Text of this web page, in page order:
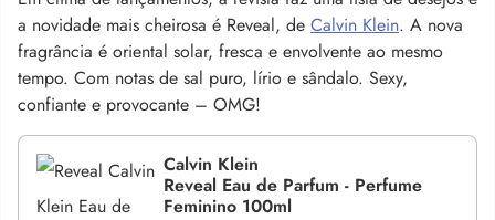
a novidade mais cheirosa é Reveal, de Calvin Klein. A nova
fragrância é oriental solar, fresca e envolvente ao mesmo
tempo. Com notas de sal puro, lírio e sândalo. Sexy,
confiante e provocante – OMG!
Calvin Klein
Reveal Eau de Parfum - Perfume
Feminino 100ml